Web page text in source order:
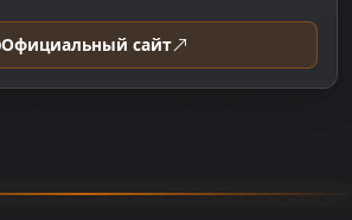
Официальный сайт